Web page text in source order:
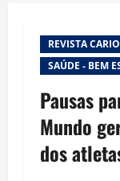
REVISTA
SAÚDE - BEM
Pausas
Mundo
dos